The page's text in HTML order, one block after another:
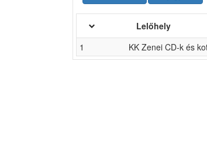
Lelőhely
1
KK Zenei CD-k és